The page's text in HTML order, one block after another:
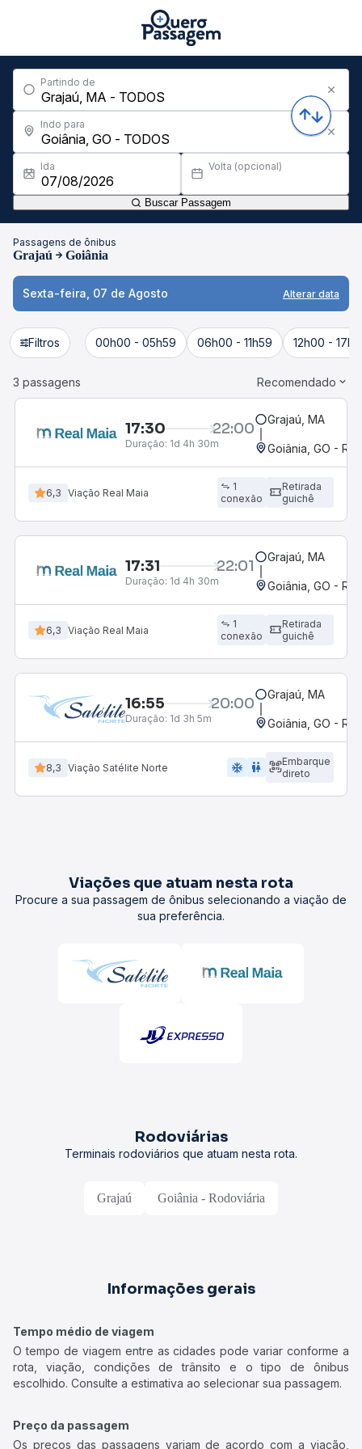
Partindo de
Indo para
Ida Volta (opcional)
Buscar Passagem
Passagens de ônibus
Grajaú Goiânia
Sexta-feira, 07 de Agosto Alterar data
Filtros 00h00 - 05h59 06h00 - 11h59 12h00 -
3 passagens Recomendado
17:30 22:00
Duração: 1d 4h 30m
Grajaú, MA
Goiânia, GO -
6,3 Viação Real Maia
1
conexão
Retirada
guichê
17:31 22:01
Duração: 1d 4h 30m
Grajaú, MA
Goiânia, GO -
6,3 Viação Real Maia
1
conexão
Retirada
guichê
16:55 20:00
Duração: 1d 3h 5m
Grajaú, MA
Goiânia, GO -
8,3 Viação Satélite Norte ac_unit wc
Embarque
direto
Viações que atuam nesta rota
Procure a sua passagem de ônibus selecionando a viação de
sua preferência.
Rodoviárias
Terminais rodoviários que atuam nesta rota.
Grajaú Goiânia - Rodoviária
Informações gerais
Tempo médio de viagem
O tempo de viagem entre as cidades pode variar conforme a
rota, viação, condições de trânsito e o tipo de ônibus
escolhido. Consulte a estimativa ao selecionar sua passagem.
Preço da passagem
Os preços das passagens variam de acordo com a viação,